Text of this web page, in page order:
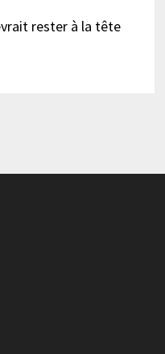
rester à la tête